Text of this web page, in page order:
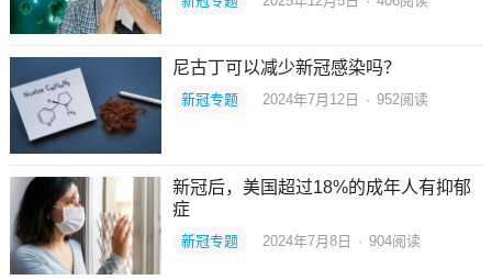
尼古丁可以减少新冠感染吗？
新冠专题 2024年7月12日 · 952阅读
新冠后，美国超过18%的成年人有抑郁
症
新冠专题 2024年7月8日 · 904阅读